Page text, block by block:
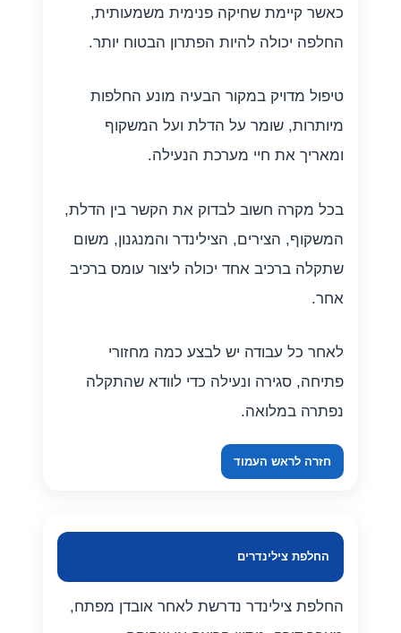
כאשר קיימת שחיקה פנימית משמעותית,
החלפה יכולה להיות הפתרון הבטוח יותר.
טיפול מדויק במקור הבעיה מונע החלפות
מיותרות, שומר על הדלת ועל המשקוף
ומאריך את חיי מערכת הנעילה.
בכל מקרה חשוב לבדוק את הקשר בין הדלת,
המשקוף, הצירים, הצילינדר והמנגנון, משום
שתקלה ברכיב אחד יכולה ליצור עומס ברכיב
אחר.
לאחר כל עבודה יש לבצע כמה מחזורי
פתיחה, סגירה ונעילה כדי לוודא שהתקלה
נפתרה במלואה.
חזרה לראש העמוד
החלפת צילינדרים
החלפת צילינדר נדרשת לאחר אובדן מפתח,